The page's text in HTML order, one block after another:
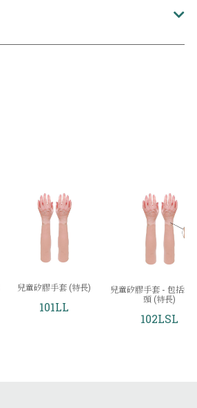
兒童矽膠手套 (特長)
101LL
兒童矽膠手套 - 包括螺
頭 (特長)
102LSL